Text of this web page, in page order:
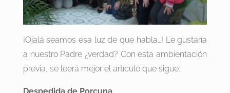
¡Ojalá seamos esa luz de que habla…! Le gustaría
a nuestro Padre ¿verdad? Con esta ambientación
previa, se leerá mejor el artículo que sigue: